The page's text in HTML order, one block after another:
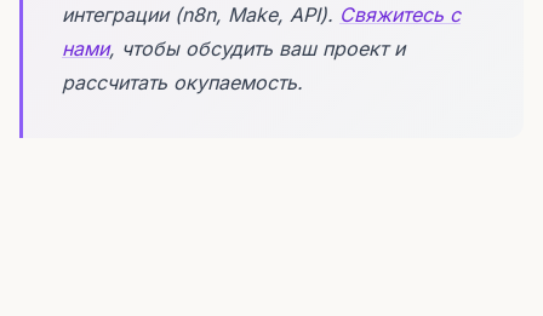
интеграции (n8n, Make, API). Свяжитесь с
нами, чтобы обсудить ваш проект и
рассчитать окупаемость.